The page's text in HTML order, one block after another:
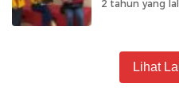
2 tahun yang
Lihat